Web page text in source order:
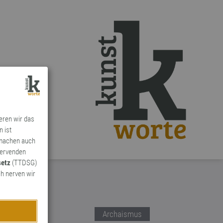
wir das
ist
auch
(TTDSG)
nerven wir
Archaismus